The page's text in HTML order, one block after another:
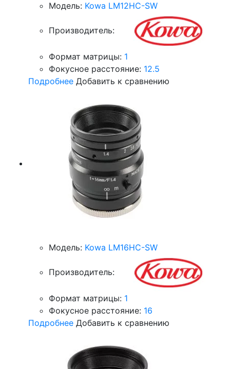
Модель: Kowa LM12HC-SW
Производитель:
Формат матрицы: 1
Фокусное расстояние: 12.5
Подробнее Добавить к сравнению
Модель: Kowa LM16HC-SW
Производитель:
Формат матрицы: 1
Фокусное расстояние: 16
Подробнее Добавить к сравнению